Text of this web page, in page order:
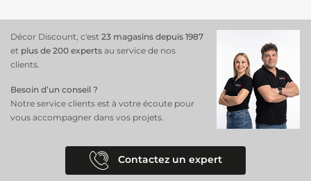
Décor Discount, c'est 23 magasins depuis 1987
et plus de 200 experts au service de nos
clients.
Besoin d’un conseil ?
Notre service clients est à votre écoute pour
vous accompagner dans vos projets.
Contactez un expert